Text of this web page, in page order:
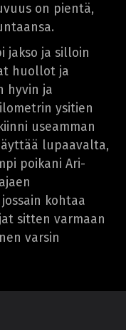
on pientä,
jakso ja silloin
huollot ja
hyvin ja
ysitien
useamman
lupaavalta,
poikani Ari-
kohtaa
sitten varmaan
varsin